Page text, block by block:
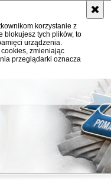
korzystanie z
blokujesz tych plików, to
urządzenia.
zmieniając
przeglądarki oznacza